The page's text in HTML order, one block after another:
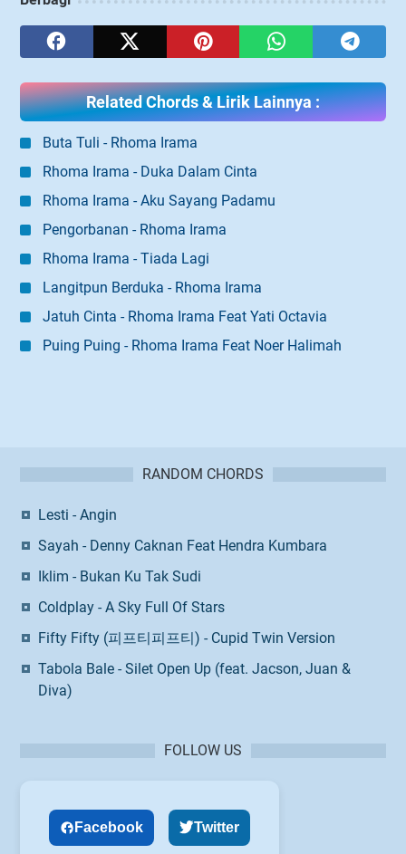
Related Chords & Lirik Lainnya :
Buta Tuli - Rhoma Irama
Rhoma Irama - Duka Dalam Cinta
Rhoma Irama - Aku Sayang Padamu
Pengorbanan - Rhoma Irama
Rhoma Irama - Tiada Lagi
Langitpun Berduka - Rhoma Irama
Jatuh Cinta - Rhoma Irama Feat Yati Octavia
Puing Puing - Rhoma Irama Feat Noer Halimah
RANDOM CHORDS
Lesti - Angin
Sayah - Denny Caknan Feat Hendra Kumbara
Iklim - Bukan Ku Tak Sudi
Coldplay - A Sky Full Of Stars
Fifty Fifty (피프티피프티) - Cupid Twin Version
Tabola Bale - Silet Open Up (feat. Jacson, Juan &
Diva)
FOLLOW US
Facebook Twitter